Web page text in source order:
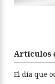
Artículos
El día que